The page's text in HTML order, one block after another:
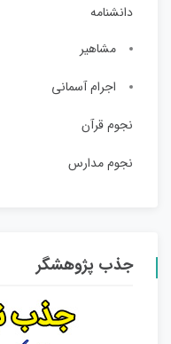
دانشنامه
مشاهیر
اجرام آسمانی
نجوم قرآن
نجوم مدارس
جذب پژوهشگر